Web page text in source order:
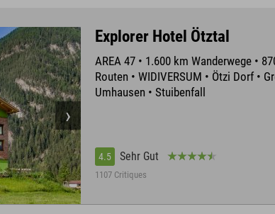
Explorer Hotel Ötztal
AREA 47 • 1.600 km Wanderwege •
Routen • WIDIVERSUM • Ötzi Dorf •
Umhausen • Stuibenfall
4.5 Sehr Gut
1107 Critiques